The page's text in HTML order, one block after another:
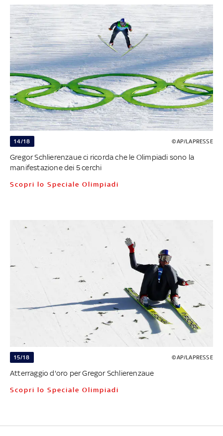
14/18 ©AP/LAPRESSE
Gregor Schlierenzaue ci ricorda che le Olimpiadi sono la
manifestazione dei 5 cerchi
Scopri lo Speciale Olimpiadi
15/18 ©AP/LAPRESSE
Atterraggio d'oro per Gregor Schlierenzaue
Scopri lo Speciale Olimpiadi